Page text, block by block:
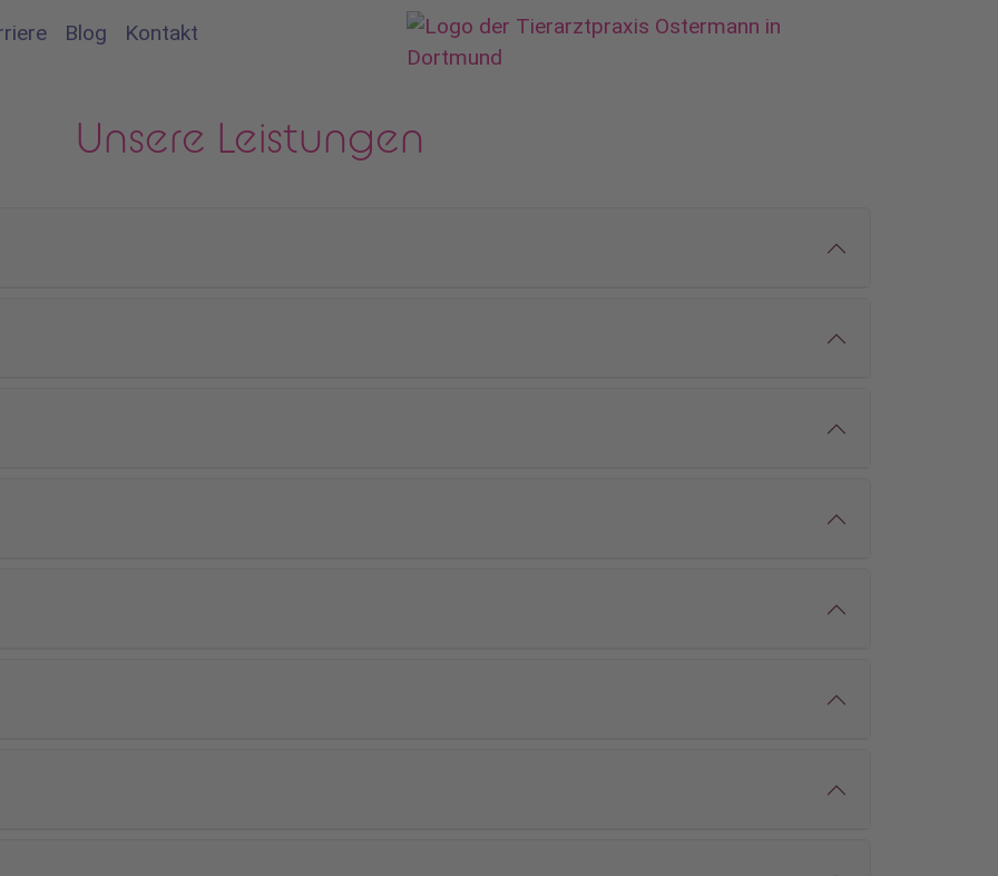
Blog Kontakt
Unsere Leistungen